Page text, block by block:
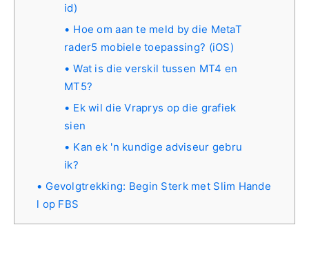
id)
Hoe om aan te meld by die MetaT
rader5 mobiele toepassing? (iOS)
Wat is die verskil tussen MT4 en
MT5?
Ek wil die Vraprys op die grafiek
sien
Kan ek 'n kundige adviseur gebru
ik?
Gevolgtrekking: Begin Sterk met Slim Hande
l op FBS